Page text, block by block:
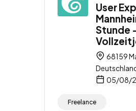
User
Stunde
68159
05/08/
Freelance